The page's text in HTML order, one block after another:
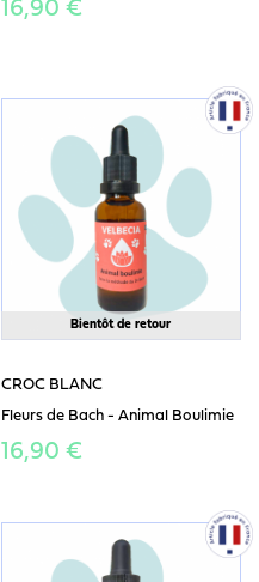
16,90 €
Bientôt de retour
CROC BLANC
Fleurs de Bach - Animal Boulimie
16,90 €